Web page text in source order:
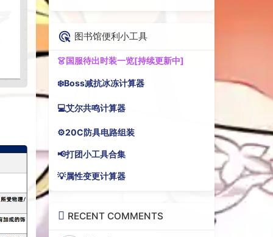
图书馆便利小工具
👗国服待出时装一览[持续更新中]
❄️Boss减抗冰冻计算器
💻艾尔共鸣计算器
⚙️20C防具电路组装
📢打团小工具合集
💡属性变更计算器
RECENT COMMENTS